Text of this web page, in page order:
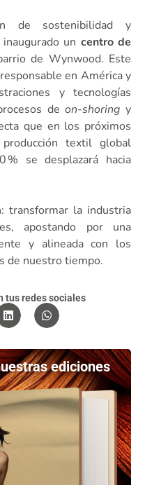
de sostenibilidad y
un centro de
de Wynwood. Este
en América y
y tecnologías
deon-shoring y
que en los próximos
textil global
se desplazará hacia
transformar la industria
apostando por una
y alineada con los
de nuestro tiempo.
tus redes sociales
ediciones